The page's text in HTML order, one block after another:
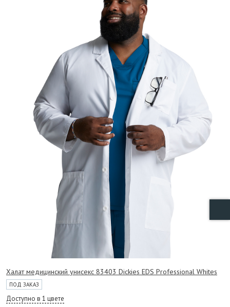
Халат медицинский унисекс 83403 Dickies EDS Professional Whites
ПОД ЗАКАЗ
Доступно в 1 цвете